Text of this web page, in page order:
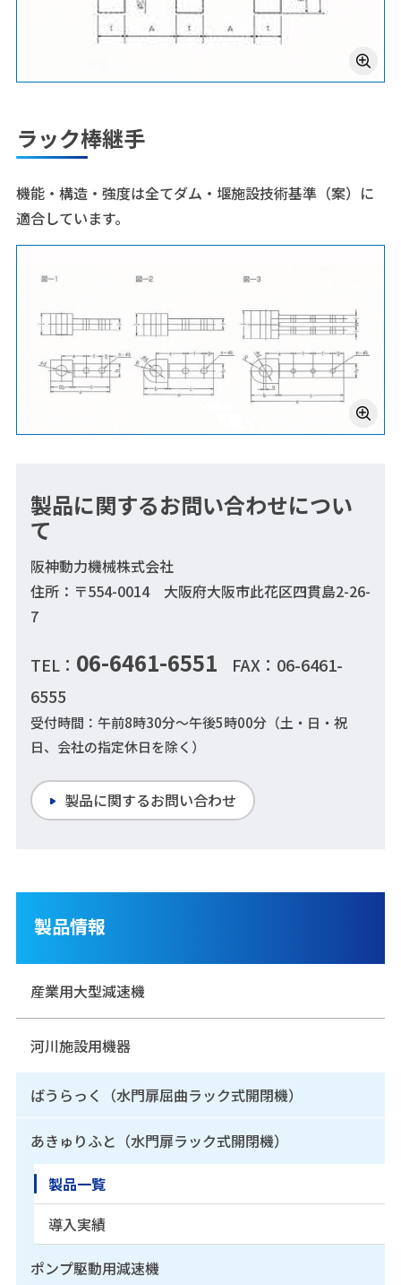
ラック棒継手
機能・構造・強度は全てダム・堰施設技術基準（案）に
適合しています。
製品に関するお問い合わせについ
て
阪神動力機械株式会社
住所：〒554-0014 大阪府大阪市此花区四貫島2-26-
7
TEL： 06-6461-6551
FAX：06-6461-
6555
受付時間：午前8時30分～午後5時00分（土・日・祝
日、会社の指定休日を除く）
製品に関するお問い合わせ
製品情報
産業用大型減速機
河川施設用機器
ばうらっく（水門扉屈曲ラック式開閉機）
あきゅりふと（水門扉ラック式開閉機）
製品一覧
導入実績
ポンプ駆動用減速機